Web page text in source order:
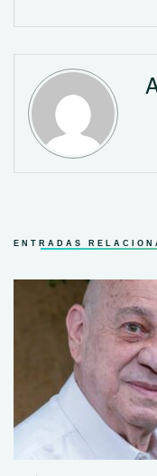
ENTRADAS